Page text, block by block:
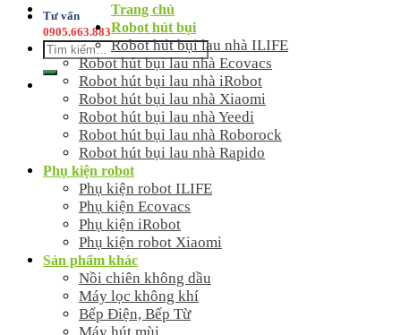
Tư vấn
0905.663.883
Tìm
kiếm:
Trang chủ
Robot hút bụi
Robot hút bụi lau nhà ILIFE
Robot hút bụi lau nhà Ecovacs
Robot hút bụi lau nhà iRobot
Robot hút bụi lau nhà Xiaomi
Robot hút bụi lau nhà Yeedi
Robot hút bụi lau nhà Roborock
Robot hút bụi lau nhà Rapido
Phụ kiện robot
Phụ kiện robot ILIFE
Phụ kiện Ecovacs
Phụ kiện iRobot
Phụ kiện robot Xiaomi
Sản phẩm khác
Nồi chiên không dầu
Máy lọc không khí
Bếp Điện, Bếp Từ